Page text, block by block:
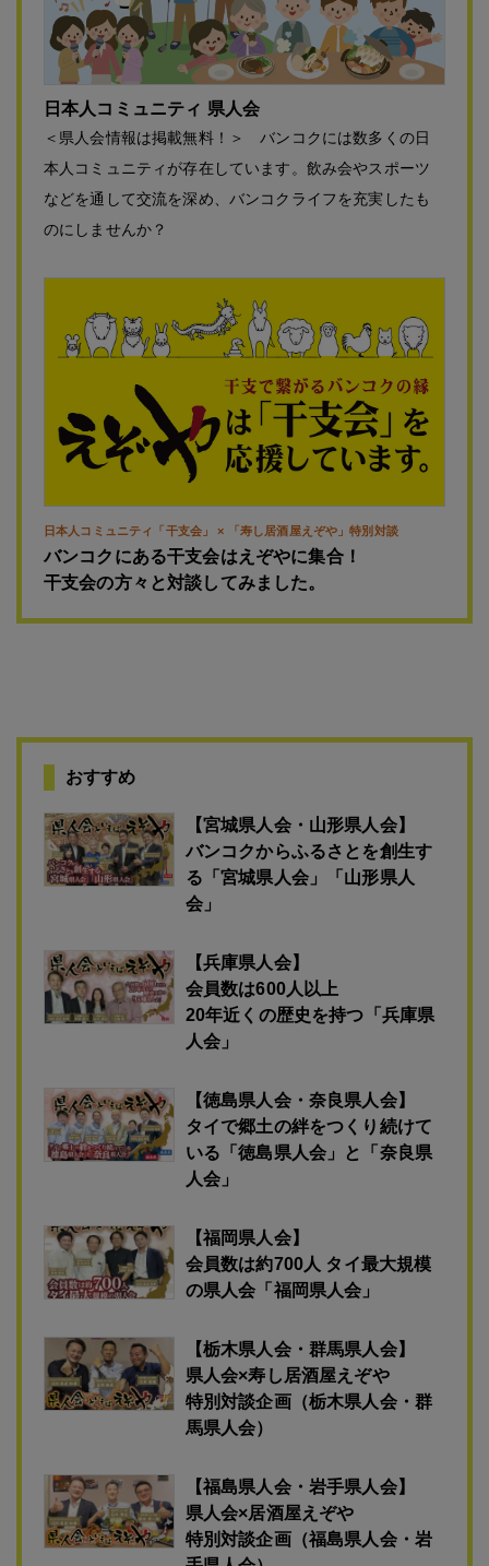
日本人コミュニティ 県人会
＜県人会情報は掲載無料！＞ バンコクには数多くの日
本人コミュニティが存在しています。飲み会やスポーツ
などを通して交流を深め、バンコクライフを充実したも
のにしませんか？
日本人コミュニティ「干支会」 × 「寿し居酒屋えぞや」特別対談
バンコクにある干支会はえぞやに集合！
干支会の方々と対談してみました。
おすすめ
【宮城県人会・山形県人会】
バンコクからふるさとを創生す
る「宮城県人会」「山形県人
会」
【兵庫県人会】
会員数は600人以上
20年近くの歴史を持つ「兵庫県
人会」
【徳島県人会・奈良県人会】
タイで郷土の絆をつくり続けて
いる「徳島県人会」と「奈良県
人会」
【福岡県人会】
会員数は約700人 タイ最大規模
の県人会「福岡県人会」
【栃木県人会・群馬県人会】
県人会×寿し居酒屋えぞや
特別対談企画（栃木県人会・群
馬県人会）
【福島県人会・岩手県人会】
県人会×居酒屋えぞや
特別対談企画（福島県人会・岩